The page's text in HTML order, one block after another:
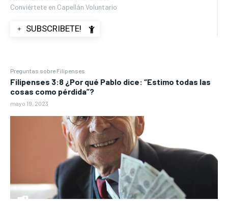
Conviértete en Capellán Voluntario
﹢ SUBSCRIBETE!
Preguntas sobre Filipenses
Filipenses 3:8 ¿Por qué Pablo dice: “Estimo todas las
cosas como pérdida”?
mayo 19, 2023